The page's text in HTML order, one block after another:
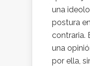
una
postura
contraria.
una
por ella,